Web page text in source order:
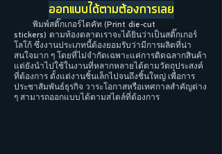
ออกแบบได้ตามต้องการเลย
พิมพ์สติ๊กเกอร์ไดคัท (Print die-cut
stickers) ตามท้องตลาดเราจะได้ยินว่าเป็นสติ๊กเกอร์
โลโก้ ซึ่งงานประเภทนี้ต้องยอมรับว่ามีการผลิตที่น่า
สนใจมาก ๆ โดยที่ไม่จำกัดเฉพาะแค่การติดฉลากสินค้า
แต่ยังนำไปใช้ในงานที่หลากหลายได้ตามวัตถุประสงค์
ที่ต้องการ ตั้งแต่งานชิ้นเล็กไปจนถึงชิ้นใหญ่ เพื่อการ
ประชาสัมพันธ์ธุรกิจ วาระโอกาสหรือเทศกาลสำคัญต่าง
ๆ สามารถออกแบบได้ตามสไตล์ที่ต้องการ